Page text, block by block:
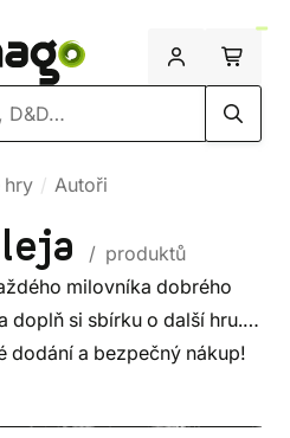
hry Autoři
/ produktů
milovníka dobrého
doplň si sbírku o další hru.
dodání a bezpečný nákup!